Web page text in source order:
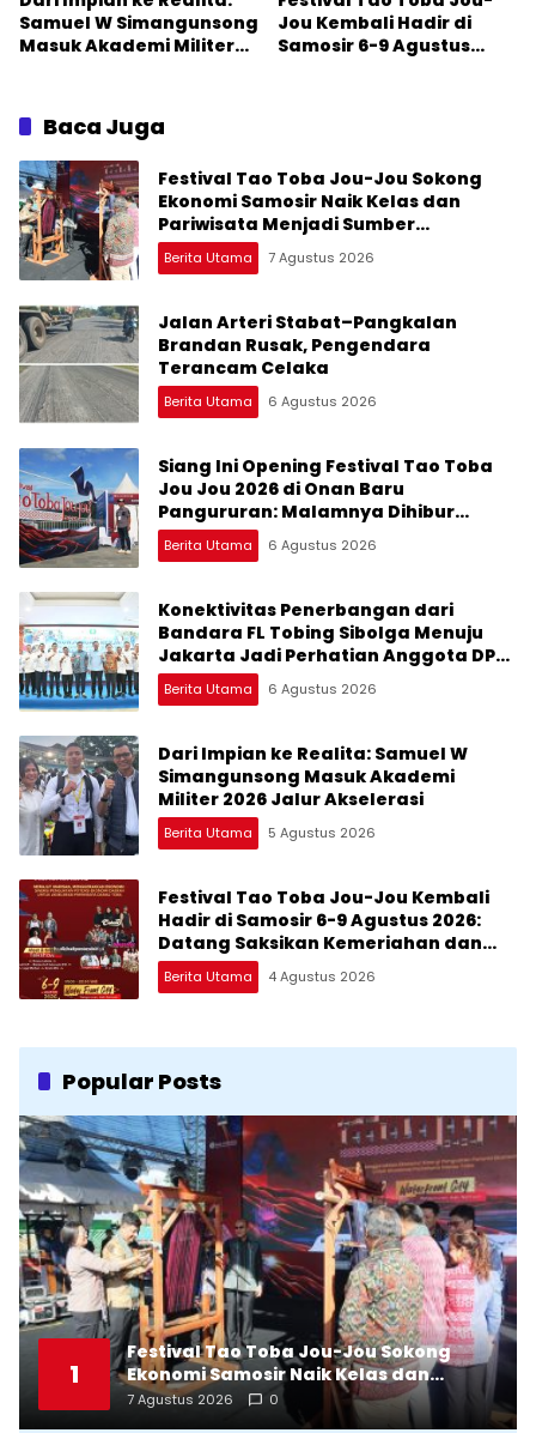
Samuel W Simangunsong
Masuk Akademi Militer
Jou Kembali Hadir di
Samosir 6-9 Agustus
Baca Juga
Festival Tao Toba Jou-Jou Sokong
Ekonomi Samosir Naik Kelas dan
Pariwisata Menjadi Sumber
Pertumbuhan Ekonomi Baru
Berita Utama 7 Agustus 2026
Jalan Arteri Stabat–Pangkalan
Brandan Rusak, Pengendara
Terancam Celaka
Berita Utama 6 Agustus 2026
Siang Ini Opening Festival Tao Toba
Jou Jou 2026 di Onan Baru
Pangururan: Malamnya Dihibur
Marsada Band
Berita Utama 6 Agustus 2026
Konektivitas Penerbangan dari
Bandara FL Tobing Sibolga Menuju
Jakarta Jadi Perhatian Anggota DPR
RI Muhammad Lokot Nasution
Berita Utama 6 Agustus 2026
Dari Impian ke Realita: Samuel W
Simangunsong Masuk Akademi
Militer 2026 Jalur Akselerasi
Berita Utama 5 Agustus 2026
Festival Tao Toba Jou-Jou Kembali
Hadir di Samosir 6-9 Agustus 2026:
Datang Saksikan Kemeriahan dan
Raih Peluangnya
Berita Utama 4 Agustus 2026
Popular Posts
1
Festival Tao Toba Jou-Jou Sokong
Ekonomi Samosir Naik Kelas dan
Pariwisata Menjadi Sumber
Pertumbuhan Ekonomi Baru
7 Agustus 2026 0